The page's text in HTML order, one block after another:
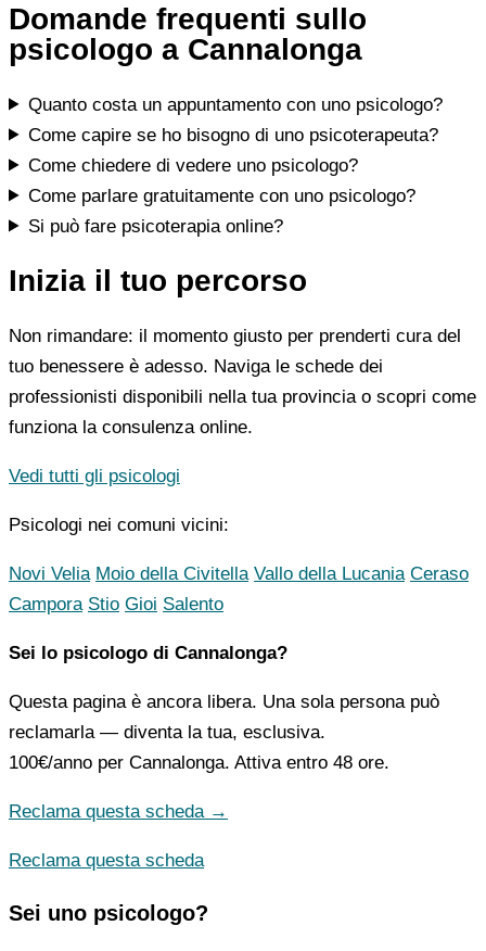
Domande frequenti sullo
psicologo a Cannalonga
Quanto costa un appuntamento con uno psicologo?
Come capire se ho bisogno di uno psicoterapeuta?
Come chiedere di vedere uno psicologo?
Come parlare gratuitamente con uno psicologo?
Si può fare psicoterapia online?
Inizia il tuo percorso
Non rimandare: il momento giusto per prenderti cura del
tuo benessere è adesso. Naviga le schede dei
professionisti disponibili nella tua provincia o scopri come
funziona la consulenza online.
Vedi tutti gli psicologi
Psicologi nei comuni vicini:
Novi Velia Moio della Civitella Vallo della Lucania Ceraso
Campora Stio Gioi Salento
Sei lo psicologo di Cannalonga?
Questa pagina è ancora libera. Una sola persona può
reclamarla — diventa la tua, esclusiva.
100€/anno per Cannalonga. Attiva entro 48 ore.
Reclama questa scheda →
Reclama questa scheda
Sei uno psicologo?